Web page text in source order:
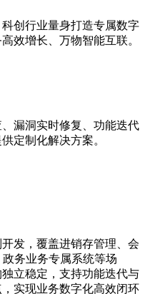
创行业量身打造专属数字
效增长、万物智能互联。
漏洞实时修复、功能迭代
定制化解决方案。
发，覆盖进销存管理、会
务业务专属系统等场
立稳定，支持功能迭代与
实现业务数字化高效闭环